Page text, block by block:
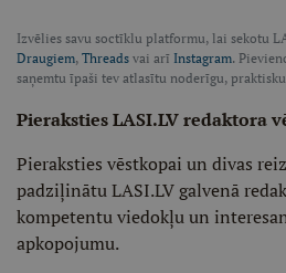
Izvēlies savu soctīklu platformu, lai sekotu
Draugiem, Threads vai arī Instagram.
saņemtu īpaši tev atlasītu noderīgu,
Pieraksties LASI.LV redaktora
Pieraksties vēstkopai un divas
padziļinātu LASI.LV galvenā
kompetentu viedokļu un
apkopojumu.